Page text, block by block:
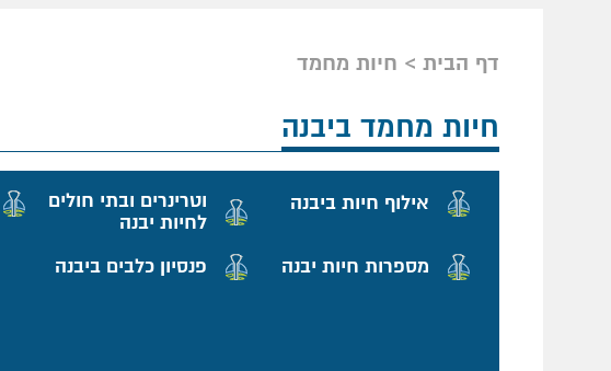
דף הבית חיות מחמד
חיות מחמד ביבנה
אילוף חיות ביבנה
וטרינרים ובתי חולים
לחיות יבנה
מספרות חיות יבנה
פנסיון כלבים ביבנה